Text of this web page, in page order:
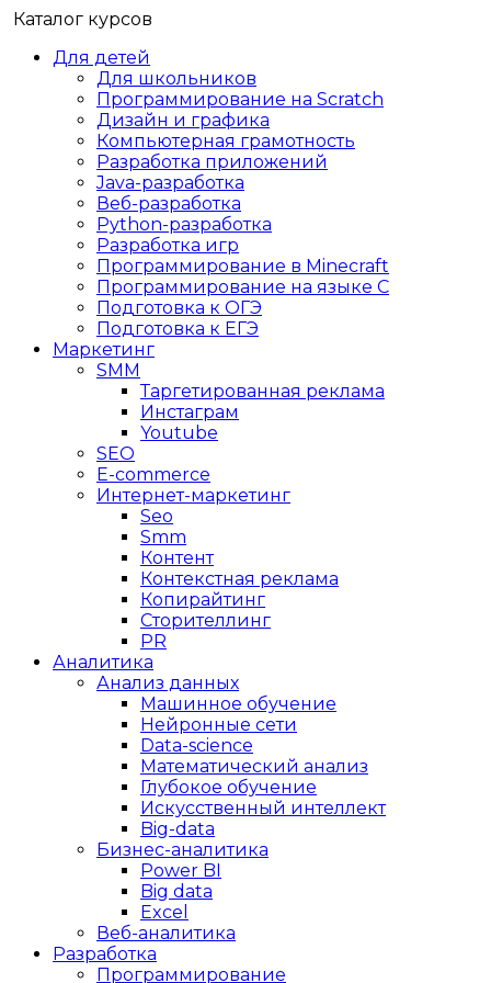
Каталог курсов
Для детей
Для школьников
Программирование на Scratch
Дизайн и графика
Компьютерная грамотность
Разработка приложений
Java-разработка
Веб-разработка
Python-разработка
Разработка игр
Программирование в Minecraft
Программирование на языке C
Подготовка к ОГЭ
Подготовка к ЕГЭ
Маркетинг
SMM
Таргетированная реклама
Инстаграм
Youtube
SEO
E-сommerce
Интернет-маркетинг
Seo
Smm
Контент
Контекстная реклама
Копирайтинг
Сторителлинг
PR
Аналитика
Анализ данных
Машинное обучение
Нейронные сети
Data-science
Математический анализ
Глубокое обучение
Искусственный интеллект
Big-data
Бизнес-аналитика
Power BI
Big data
Excel
Веб-аналитика
Разработка
Программирование